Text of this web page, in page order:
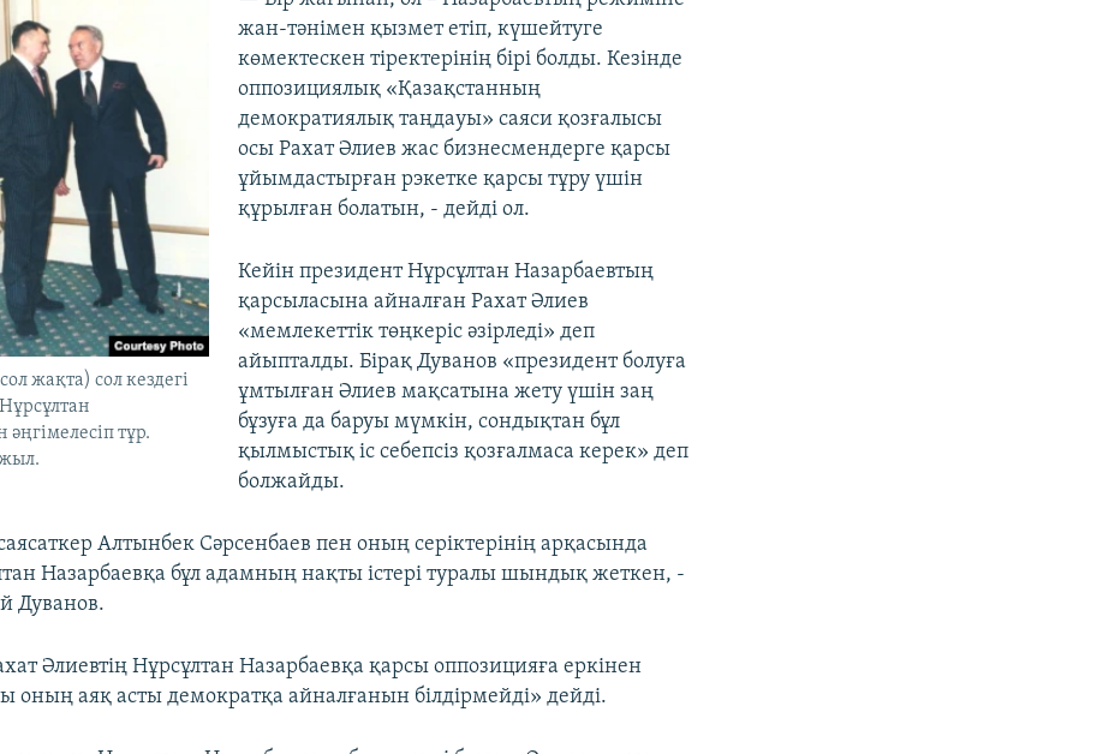
жақта) сол кездегі
тұр.
жан-тәнімен қызмет етіп, күшейтуге
көмектескен тіректерінің бірі болды. Кезінде
оппозициялық «Қазақстанның
демократиялық таңдауы» саяси қозғалысы
осы Рахат Әлиев жас бизнесмендерге қарсы
ұйымдастырған рэкетке қарсы тұру үшін
құрылған болатын, - дейді ол.
Кейін президент Нұрсұлтан Назарбаевтың
қарсыласына айналған Рахат Әлиев
«мемлекеттік төңкеріс әзірледі» деп
айыпталды. Бірақ Дуванов «президент болуға
ұмтылған Әлиев мақсатына жету үшін заң
бұзуға да баруы мүмкін, сондықтан бұл
қылмыстық іс себепсіз қозғалмаса керек» деп
болжайды.
Алтынбек Сәрсенбаев пен оның серіктерінің арқасында
Назарбаевқа бұл адамның нақты істері туралы шындық жеткен, -
Дуванов.
Әлиевтің Нұрсұлтан Назарбаевқа қарсы оппозицияға еркінен
оның аяқ асты демократқа айналғанын білдірмейді» дейді.